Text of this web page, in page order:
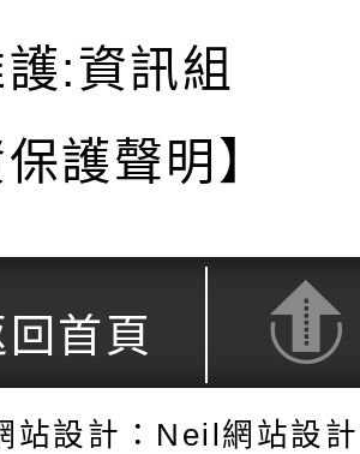
:資訊組
保護聲明】
首頁
站設計：Neil網站設